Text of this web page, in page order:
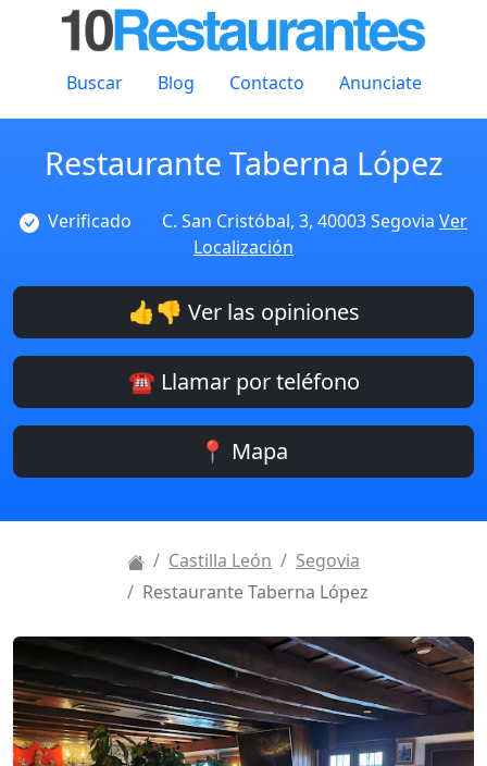
Buscar Blog Contacto Anunciate
Restaurante Taberna López
Verificado C. San Cristóbal, 3, 40003 Segovia Ver
Localización
👍👎 Ver las opiniones
☎️ Llamar por teléfono
📍 Mapa
Castilla León
Segovia
Restaurante Taberna López